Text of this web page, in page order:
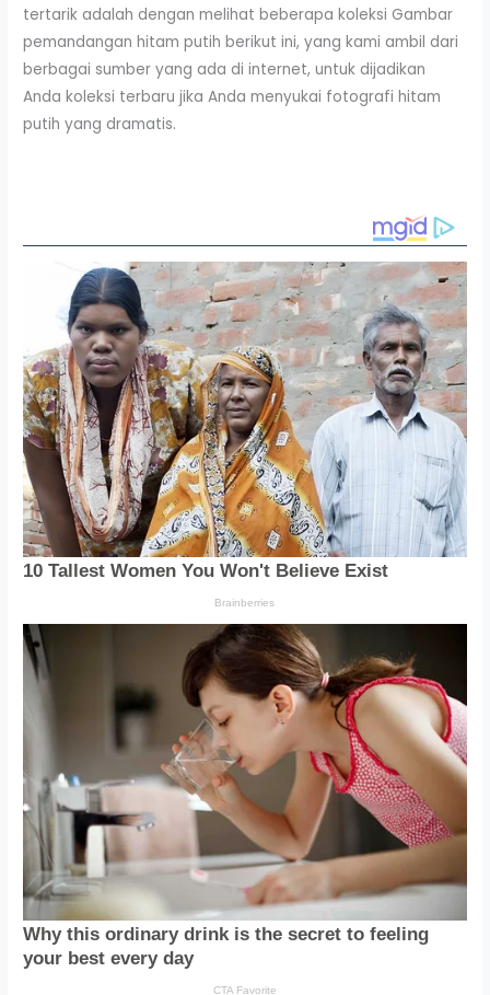
tertarik adalah dengan melihat beberapa koleksi Gambar
pemandangan hitam putih berikut ini, yang kami ambil dari
berbagai sumber yang ada di internet, untuk dijadikan
Anda koleksi terbaru jika Anda menyukai fotografi hitam
putih yang dramatis.